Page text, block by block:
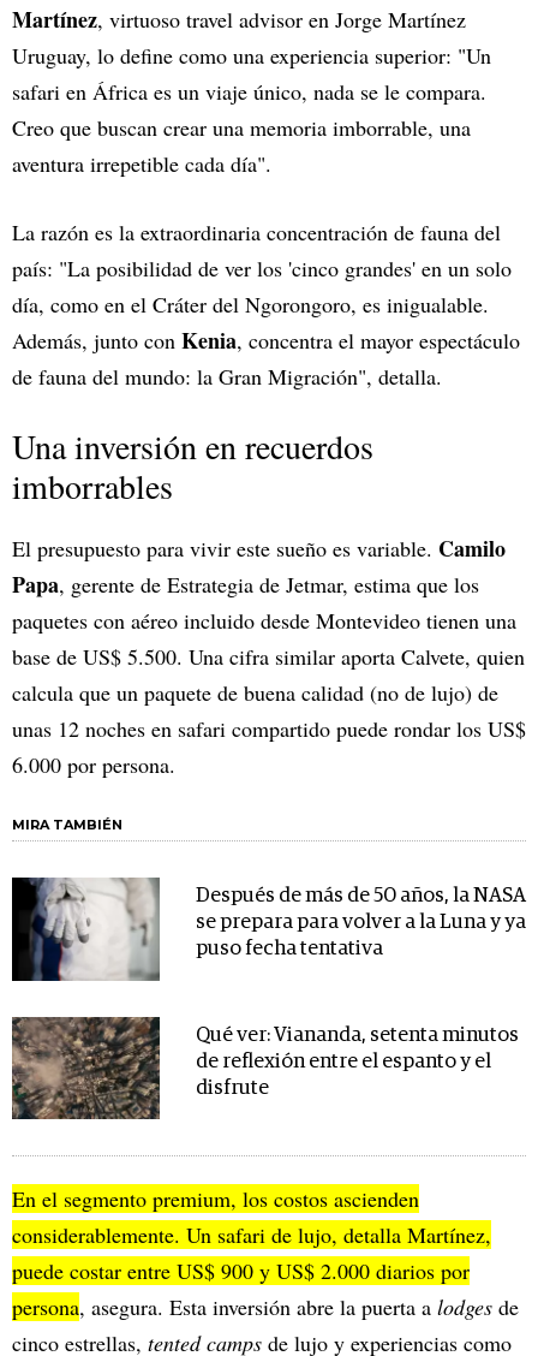
Martínez, virtuoso travel advisor en Jorge Martínez
Uruguay, lo define como una experiencia superior: "Un
safari en África es un viaje único, nada se le compara.
Creo que buscan crear una memoria imborrable, una
aventura irrepetible cada día".
La razón es la extraordinaria concentración de fauna del
país: "La posibilidad de ver los 'cinco grandes' en un solo
día, como en el Cráter del Ngorongoro, es inigualable.
Además, junto con Kenia, concentra el mayor espectáculo
de fauna del mundo: la Gran Migración", detalla.
Una inversión en recuerdos
imborrables
El presupuesto para vivir este sueño es variable. Camilo
Papa, gerente de Estrategia de Jetmar, estima que los
paquetes con aéreo incluido desde Montevideo tienen una
base de US$ 5.500. Una cifra similar aporta Calvete, quien
calcula que un paquete de buena calidad (no de lujo) de
unas 12 noches en safari compartido puede rondar los US$
6.000 por persona.
MIRA TAMBIÉN
Después de más de 50 años, la NASA
se prepara para volver a la Luna y ya
puso fecha tentativa
Qué ver: Viananda, setenta minutos
de reflexión entre el espanto y el
disfrute
En el segmento premium, los costos ascienden
considerablemente. Un safari de lujo, detalla Martínez,
puede costar entre US$ 900 y US$ 2.000 diarios por
persona, asegura. Esta inversión abre la puerta a lodges de
cinco estrellas, tented camps de lujo y experiencias como